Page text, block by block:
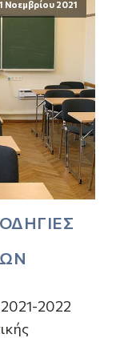
1 Νοεμβρίου 2021
2022